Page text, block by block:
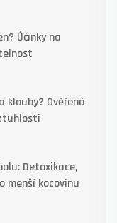
Účinky na
klouby? Ověřená
Detoxikace,
menší kocovinu